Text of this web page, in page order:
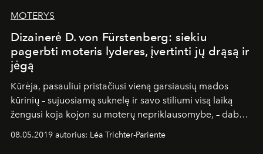
MOTERYS
Dizainerė D. von Fürstenberg: siekiu
pagerbti moteris lyderes, įvertinti jų drąsą ir
jėgą
Kūrėja, pasauliui pristačiusi vieną garsiausių mados
kūrinių – sujuosiamą suknelę ir savo stiliumi visą laiką
žengusi koja kojon su moterų nepriklausomybe, – dabar
gali būti drąsiai vadinama gyva legenda.
08.05.2019 autorius: Léa Trichter-Pariente